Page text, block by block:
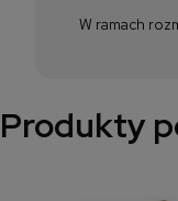
W ramach
Produkty